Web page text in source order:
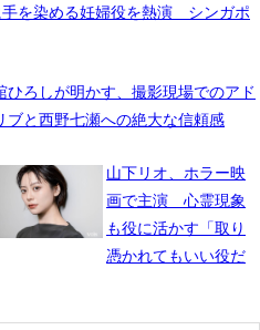
を染める妊婦役を熱演 シンガポ
ひろしが明かす、撮影現場でのアド
ブと西野七瀬への絶大な信頼感
山下リオ、ホラー映
画で主演 心霊現象
も役に活かす「取り
憑かれてもいい役だ